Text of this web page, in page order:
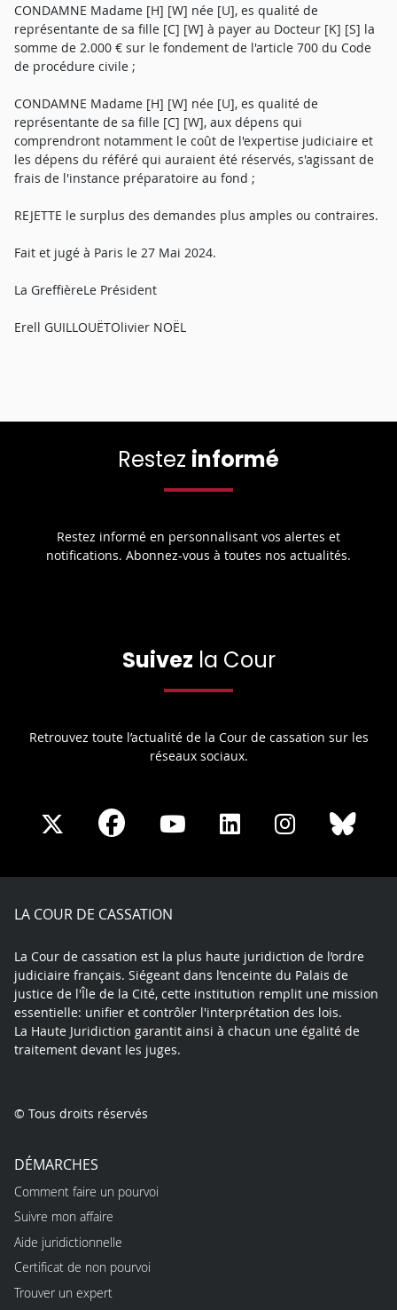
CONDAMNE Madame [H] [W] née [U], es qualité de
représentante de sa fille [C] [W] à payer au Docteur [K] [S] la
somme de 2.000 € sur le fondement de l'article 700 du Code
de procédure civile ;
CONDAMNE Madame [H] [W] née [U], es qualité de
représentante de sa fille [C] [W], aux dépens qui
comprendront notamment le coût de l'expertise judiciaire et
les dépens du référé qui auraient été réservés, s'agissant de
frais de l'instance préparatoire au fond ;
REJETTE le surplus des demandes plus amples ou contraires.
Fait et jugé à Paris le 27 Mai 2024.
La GreffièreLe Président
Erell GUILLOUËTOlivier NOËL
Restez informé
Restez informé en personnalisant vos alertes et
notifications. Abonnez-vous à toutes nos actualités.
Suivez la Cour
Retrouvez toute l’actualité de la Cour de cassation sur les
réseaux sociaux.
Share
X
Share
Facebook
Share
Youtube
Share
LinkedIn
Share
Instagram
LA COUR DE CASSATION
La Cour de cassation est la plus haute juridiction de l’ordre
judiciaire français. Siégeant dans l’enceinte du Palais de
justice de l'Île de la Cité, cette institution remplit une mission
essentielle: unifier et contrôler l'interprétation des lois.
La Haute Juridiction garantit ainsi à chacun une égalité de
traitement devant les juges.
© Tous droits réservés
DÉMARCHES
Comment faire un pourvoi
Suivre mon affaire
Aide juridictionnelle
Certificat de non pourvoi
Trouver un expert